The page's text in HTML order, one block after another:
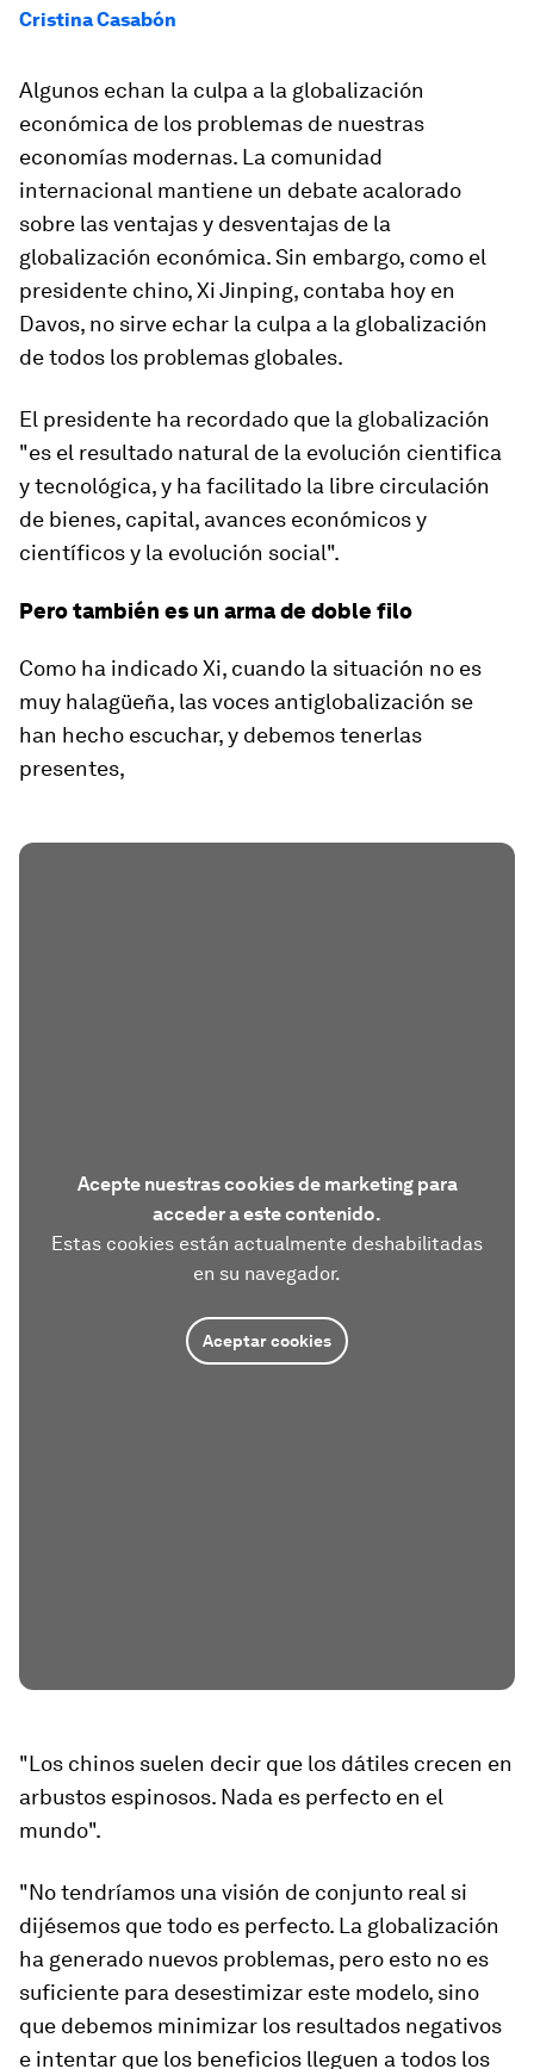
Cristina Casabón
Algunos echan la culpa a la globalización
económica de los problemas de nuestras
economías modernas. La comunidad
internacional mantiene un debate acalorado
sobre las ventajas y desventajas de la
globalización económica. Sin embargo, como el
presidente chino, Xi Jinping, contaba hoy en
Davos, no sirve echar la culpa a la globalización
de todos los problemas globales.
El presidente ha recordado que la globalización
"es el resultado natural de la evolución cientifica
y tecnológica, y ha facilitado la libre circulación
de bienes, capital, avances económicos y
científicos y la evolución social".
Pero también es un arma de doble filo
Como ha indicado Xi, cuando la situación no es
muy halagüeña, las voces antiglobalización se
han hecho escuchar, y debemos tenerlas
presentes,
Acepte nuestras cookies de marketing para
acceder a este contenido.
Estas cookies están actualmente deshabilitadas
en su navegador.
Aceptar cookies
"Los chinos suelen decir que los dátiles crecen en
arbustos espinosos. Nada es perfecto en el
mundo".
"No tendríamos una visión de conjunto real si
dijésemos que todo es perfecto. La globalización
ha generado nuevos problemas, pero esto no es
suficiente para desestimizar este modelo, sino
que debemos minimizar los resultados negativos
e intentar que los beneficios lleguen a todos los